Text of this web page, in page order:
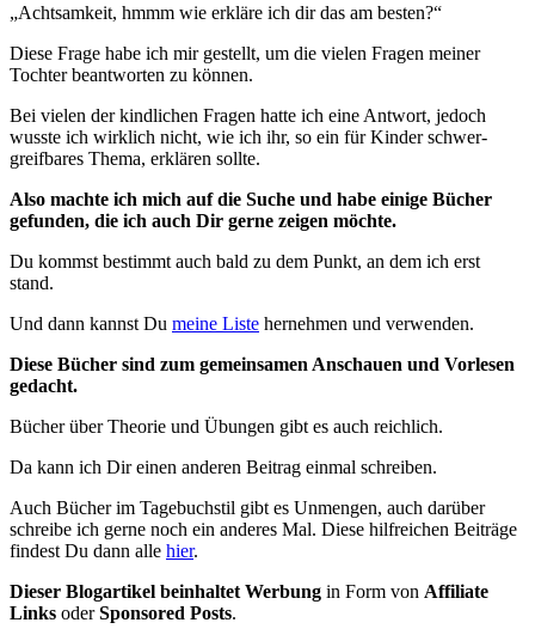
„Achtsamkeit, hmmm wie erkläre ich dir das am besten?“
Diese Frage habe ich mir gestellt, um die vielen Fragen meiner
Tochter beantworten zu können.
Bei vielen der kindlichen Fragen hatte ich eine Antwort, jedoch
wusste ich wirklich nicht, wie ich ihr, so ein für Kinder schwer-
greifbares Thema, erklären sollte.
Also machte ich mich auf die Suche und habe einige Bücher
gefunden, die ich auch Dir gerne zeigen möchte.
Du kommst bestimmt auch bald zu dem Punkt, an dem ich erst
stand.
Und dann kannst Du meine Liste hernehmen und verwenden.
Diese Bücher sind zum gemeinsamen Anschauen und Vorlesen
gedacht.
Bücher über Theorie und Übungen gibt es auch reichlich.
Da kann ich Dir einen anderen Beitrag einmal schreiben.
Auch Bücher im Tagebuchstil gibt es Unmengen, auch darüber
schreibe ich gerne noch ein anderes Mal. Diese hilfreichen Beiträge
findest Du dann alle hier.
Dieser Blogartikel beinhaltet Werbung in Form von Affiliate
Links oderSponsored Posts.